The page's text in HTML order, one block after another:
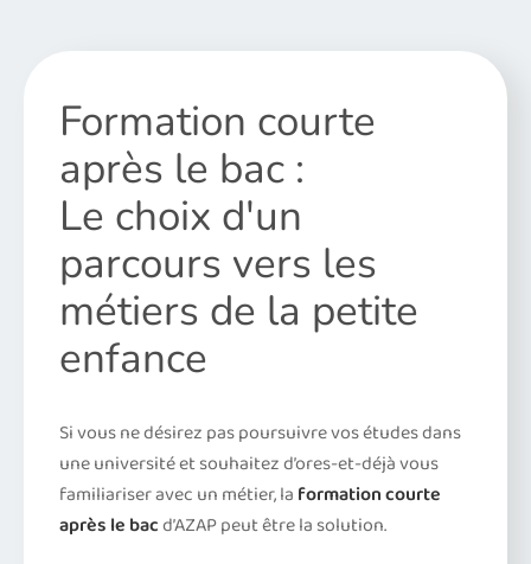
Formation courte
après le bac :
Le choix d'un
parcours vers les
métiers de la petite
enfance
Si vous ne désirez pas poursuivre vos études dans
une université et souhaitez d’ores-et-déjà vous
familiariser avec un métier, la formation courte
après le bacd’AZAP peut être la solution.